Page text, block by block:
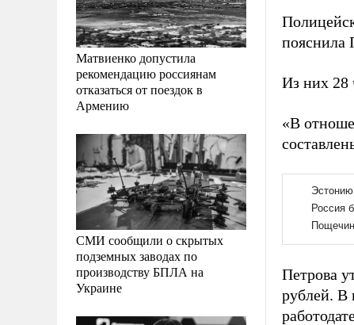
Матвиенко допустила
рекомендацию россиянам
отказаться от поездок в
Армению
СМИ сообщили о скрытых
подземных заводах по
производству БПЛА на
Украине
пояснила
Из них 28
«В
Петрова
рублей. В